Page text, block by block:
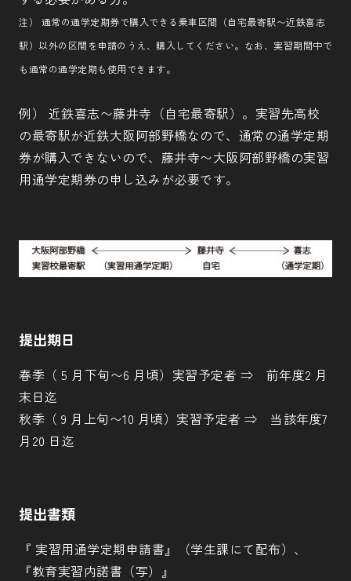
注） 通常の通学定期券で購入できる乗車区間（自宅最寄駅〜近鉄喜志
駅）以外の区間を申請のうえ、購入してください。なお、実習期間中で
も通常の通学定期も使用できます。
例） 近鉄喜志〜藤井寺（自宅最寄駅）。実習先高校
の最寄駅が近鉄大阪阿部野橋なので、通常の通学定期
券が購入できないので、藤井寺〜大阪阿部野橋の実習
用通学定期券の申し込みが必要です。
提出期日
春季（ 5 月下旬〜6 月頃）実習予定者 ⇒ 前年度2 月
末日迄
秋季（ 9 月上旬〜10 月頃）実習予定者 ⇒ 当該年度7
月20 日迄
提出書類
『 実習用通学定期申請書』（学生課にて配布）、
『教育実習内諾書（写）』